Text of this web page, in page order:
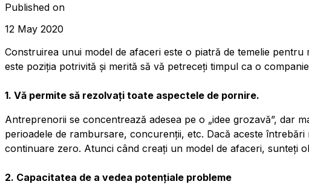
Published on
12 May 2020
Construirea unui model de afaceri este o piatră de temelie
este poziția potrivită și merită să vă petreceți timpul ca o
1. Vă permite să rezolvați toate aspectele de pornire.
Antreprenorii se concentrează adesea pe o „idee grozavă”, dar
perioadele de rambursare, concurenții, etc. Dacă aceste
continuare zero. Atunci când creați un model de afaceri, sunteți
2. Capacitatea de a vedea potențiale probleme